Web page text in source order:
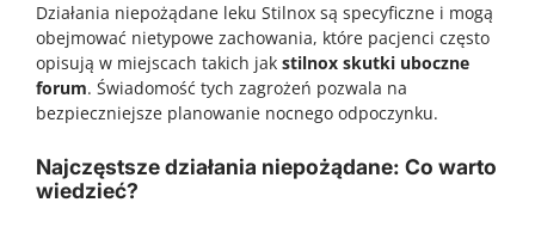
Działania niepożądane leku Stilnox są specyficzne i mogą
obejmować nietypowe zachowania, które pacjenci często
opisują w miejscach takich jak stilnox skutki uboczne
forum. Świadomość tych zagrożeń pozwala na
bezpieczniejsze planowanie nocnego odpoczynku.
Najczęstsze działania niepożądane: Co warto
wiedzieć?